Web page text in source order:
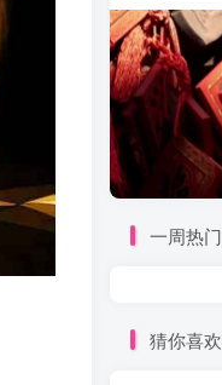
一周热门
猜你喜欢